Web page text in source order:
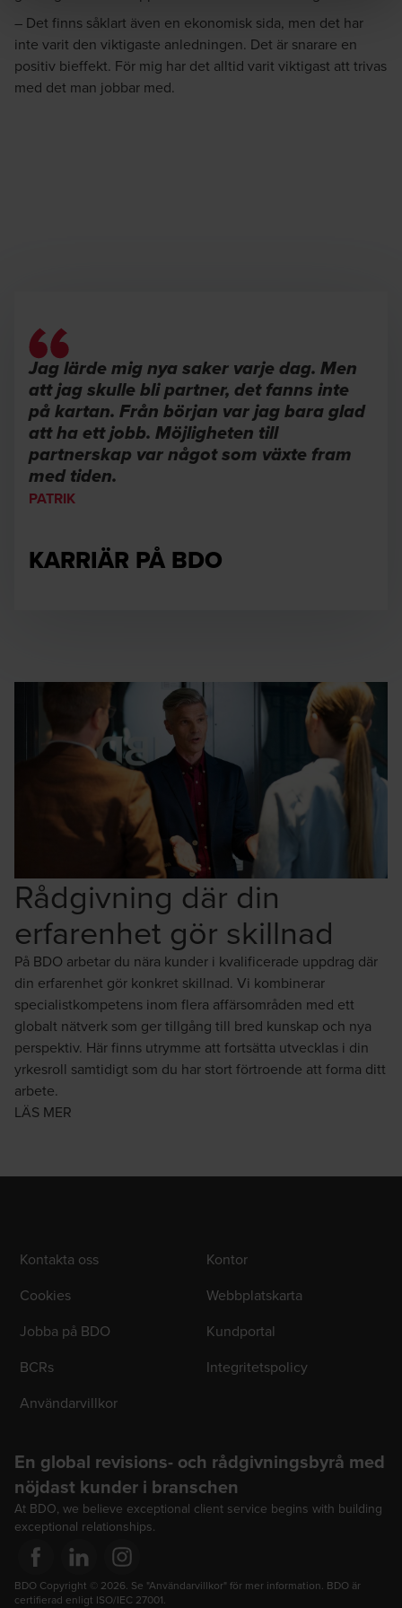
– Det finns såklart även en ekonomisk sida, men det har
inte varit den viktigaste anledningen. Det är snarare en
positiv bieffekt. För mig har det alltid varit viktigast att trivas
med det man jobbar med.
Jag lärde mig nya saker varje dag. Men
att jag skulle bli partner, det fanns inte
på kartan. Från början var jag bara glad
att ha ett jobb. Möjligheten till
partnerskap var något som växte fram
med tiden.
PATRIK
KARRIÄR PÅ BDO
Rådgivning där din
erfarenhet gör skillnad
På BDO arbetar du nära kunder i kvalificerade uppdrag där
din erfarenhet gör konkret skillnad. Vi kombinerar
specialistkompetens inom flera affärsområden med ett
globalt nätverk som ger tillgång till bred kunskap och nya
perspektiv. Här finns utrymme att fortsätta utvecklas i din
yrkesroll samtidigt som du har stort förtroende att forma ditt
arbete.
LÄS MER
Kontakta oss
Kontor
Cookies
Webbplatskarta
Jobba på BDO
Kundportal
BCRs
Integritetspolicy
Användarvillkor
En global revisions- och rådgivningsbyrå med
nöjdast kunder i branschen
At BDO, we believe exceptional client service begins with building
exceptional relationships.
Opens in a new window/tab
Opens in a new window/tab
Opens in a new window/tab
BDO Copyright © 2026. Se "Användarvillkor" för mer information. BDO är
certifierad enligt ISO/IEC 27001.